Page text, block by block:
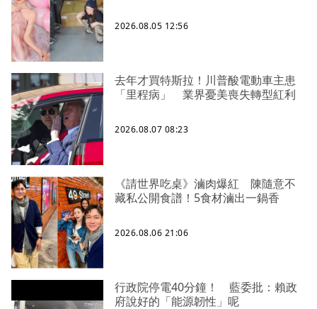
2026.08.05 12:56
去年才買特斯拉！川普酸電動車主患
「里程病」 業界憂美喪失轉型紅利
2026.08.07 08:23
《請世界吃桌》滷肉爆紅 陳隨意不
藏私公開食譜！5食材滷出一鍋香
2026.08.06 21:06
行政院停電40分鐘！ 藍委批：賴政
府說好的「能源韌性」呢